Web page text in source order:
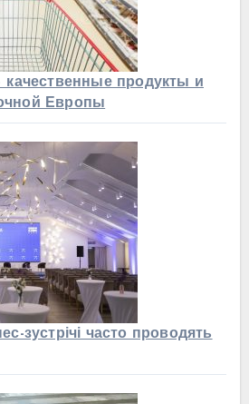
качественные продукты и
Европы
зустрічі часто проводять